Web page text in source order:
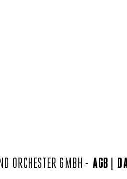
ORCHESTER GMBH - AGB